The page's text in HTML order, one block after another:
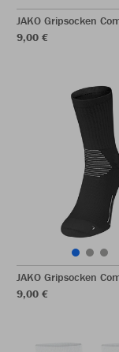
JAKO Gripsocken
9,00 €
JAKO Gripsocken
9,00 €